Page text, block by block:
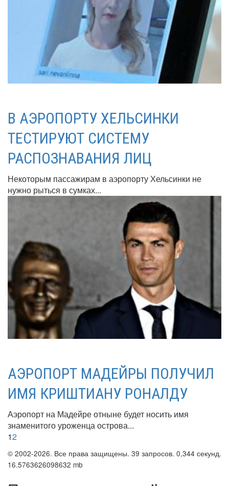
В АЭРОПОРТУ ХЕЛЬСИНКИ
ТЕСТИРУЮТ СИСТЕМУ
РАСПОЗНАВАНИЯ ЛИЦ
Некоторым пассажирам в аэропорту Хельсинки не
нужно рыться в сумках...
АЭРОПОРТ МАДЕЙРЫ ПОЛУЧИЛ
ИМЯ КРИШТИАНУ РОНАЛДУ
Аэропорт на Мадейре отныне будет носить имя
знаменитого уроженца острова...
12
© 2002-2026. Все права защищены. 39 запросов. 0,344 секунд.
16.5763626098632 mb